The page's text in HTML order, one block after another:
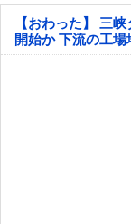
【おわった】 三
開始か 下流の工